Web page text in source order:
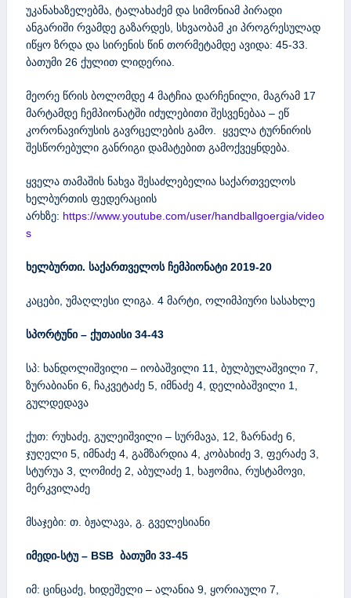
უკანახაზელებმა, ტალახაძემ და სიმონიამ პირადი
ანგარიში რვამდე გაზარდეს, სხვაობამ კი პროგრესულად
იწყო ზრდა და სირენის წინ თორმეტამდე ავიდა: 45-33.
ბათუმი 26 ქულით ლიდერია.
მეორე წრის ბოლომდე 4 მატჩია დარჩენილი, მაგრამ 17
მარტამდე ჩემპიონატში იძულებითი შესვენებაა – ეწ
კორონავირუსის გავრცელების გამო. ყველა ტურნირის
შესწორებული განრიგი დამატებით გამოქვეყნდება.
ყველა თამაშის ნახვა შესაძლებელია საქართველოს
ხელბურთის ფედერაციის
არხზე: https://www.youtube.com/user/handballgoergia/video
s
ხელბურთი. საქართველოს ჩემპიონატი 2019-20
კაცები, უმაღლესი ლიგა. 4 მარტი, ოლიმპიური სასახლე
სპორტუნი – ქუთაისი 34-43
სპ: ხანდოლიშვილი – იობაშვილი 11, ბულბულაშვილი 7,
ზურაბიანი 6, ჩაკვეტაძე 5, იმნაძე 4, დელიბაშვილი 1,
გულდედავა
ქუთ: რუხაძე, გულეიშვილი – სურმავა, 12, ზარნაძე 6,
ჯუღელი 5, იმნაძე 4, გამზარდია 4, კობახიძე 3, ფერაძე 3,
სტურუა 3, ლომიძე 2, აბულაძე 1, ხაჟომია, რუსტამოვი,
მერკვილაძე
მსაჯები: თ. ბჟალავა, გ. გველესიანი
იმედი-სტუ – BSB ბათუმი 33-45
იმ: ცინცაძე, ხიდეშელი – ალანია 9, ყორიაული 7,